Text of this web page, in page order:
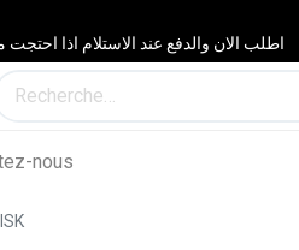
اطلب الان والدفع عند الاستلام اذا احتجت مساعدة 24/24 & 7/7 لا تتردد في
nous